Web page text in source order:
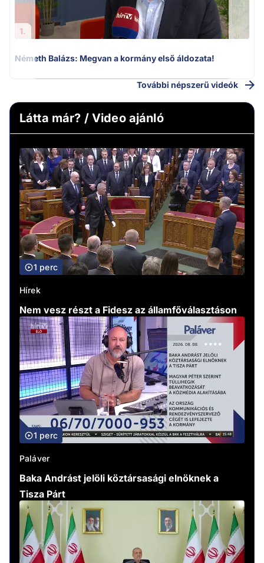
1.
Németh Balázs: Megvan a kormány első áldozata!
További népszerű videók
Látta már? / Video ajánló
1 perc
Hírek
Nem vesz részt a Fidesz az államfőválasztáson
1 perc
Paláver
Baka Andrást jelöli köztársasági elnöknek a
Tisza Párt